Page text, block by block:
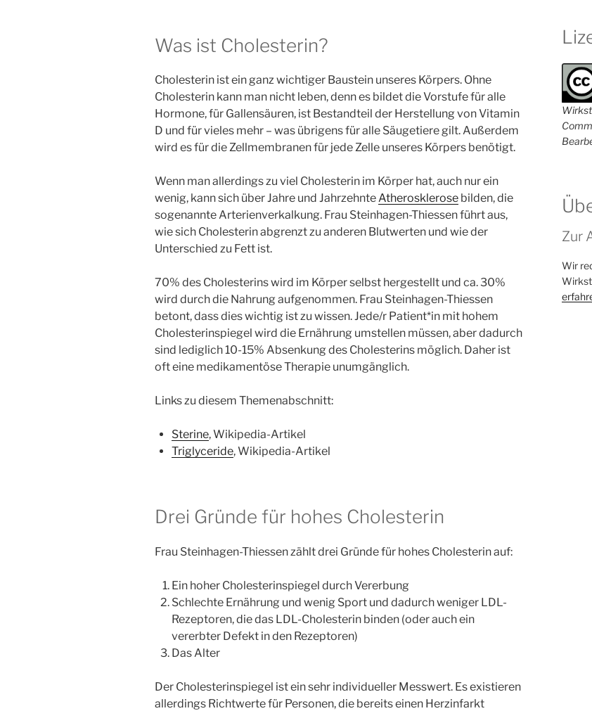
Was ist Cholesterin?
Cholesterin ist ein ganz wichtiger Baustein unseres Körpers. Ohne
Cholesterin kann man nicht leben, denn es bildet die Vorstufe für alle
Hormone, für Gallensäuren, ist Bestandteil der Herstellung von Vitamin
D und für vieles mehr – was übrigens für alle Säugetiere gilt. Außerdem
wird es für die Zellmembranen für jede Zelle unseres Körpers benötigt.
Wenn man allerdings zu viel Cholesterin im Körper hat, auch nur ein
wenig, kann sich über Jahre und JahrzehnteAtherosklerose bilden, die
sogenannte Arterienverkalkung. Frau Steinhagen-Thiessen führt aus,
wie sich Cholesterin abgrenzt zu anderen Blutwerten und wie der
Unterschied zu Fett ist.
70% des Cholesterins wird im Körper selbst hergestellt und ca. 30%
wird durch die Nahrung aufgenommen. Frau Steinhagen-Thiessen
betont, dass dies wichtig ist zu wissen. Jede/r Patient*in mit hohem
Cholesterinspiegel wird die Ernährung umstellen müssen, aber dadurch
sind lediglich 10-15% Absenkung des Cholesterins möglich. Daher ist
oft eine medikamentöse Therapie unumgänglich.
Links zu diesem Themenabschnitt:
Sterine, Wikipedia-Artikel
Triglyceride, Wikipedia-Artikel
Drei Gründe für hohes Cholesterin
Frau Steinhagen-Thiessen zählt drei Gründe für hohes Cholesterin auf:
Ein hoher Cholesterinspiegel durch Vererbung
Schlechte Ernährung und wenig Sport und dadurch weniger LDL-
Rezeptoren, die das LDL-Cholesterin binden (oder auch ein
vererbter Defekt in den Rezeptoren)
Das Alter
Der Cholesterinspiegel ist ein sehr individueller Messwert. Es existieren
allerdings Richtwerte für Personen, die bereits einen Herzinfarkt
Zur
Wir